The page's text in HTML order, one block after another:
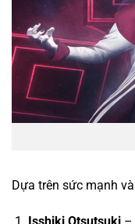
Dựa trên sức mạnh
Isshiki Otsutsuki–